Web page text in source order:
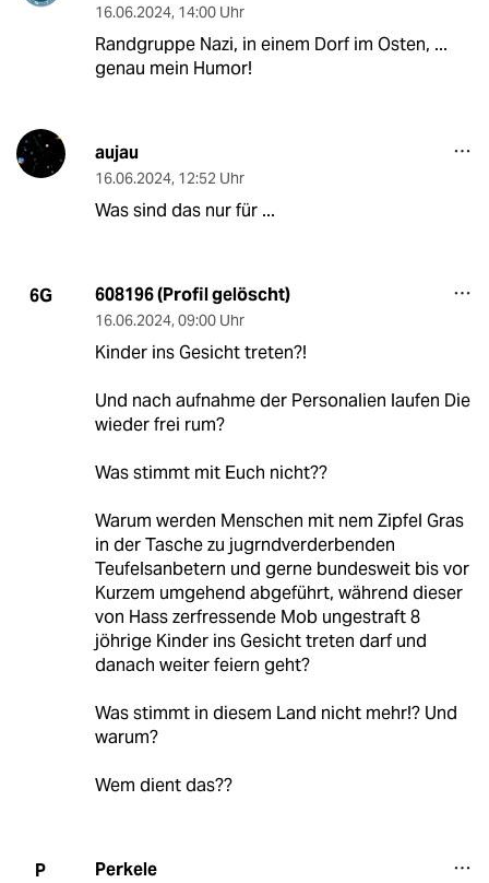
16.06.2024, 14:00 Uhr
Randgruppe Nazi, in einem Dorf im Osten, ...
genau mein Humor!
aujau
16.06.2024, 12:52 Uhr
Was sind das nur für ...
6G 608196 (Profil gelöscht)
16.06.2024, 09:00 Uhr
Kinder ins Gesicht treten?!
Und nach aufnahme der Personalien laufen Die
wieder frei rum?
Was stimmt mit Euch nicht??
Warum werden Menschen mit nem Zipfel Gras
in der Tasche zu jugrndverderbenden
Teufelsanbetern und gerne bundesweit bis vor
Kurzem umgehend abgeführt, während dieser
von Hass zerfressende Mob ungestraft 8
jöhrige Kinder ins Gesicht treten darf und
danach weiter feiern geht?
Was stimmt in diesem Land nicht mehr!? Und
warum?
Wem dient das??
P Perkele